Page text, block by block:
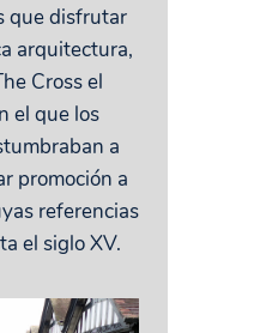
que disfrutar
arquitectura,
Cross el
el que los
a
promoción a
referencias
el siglo XV.